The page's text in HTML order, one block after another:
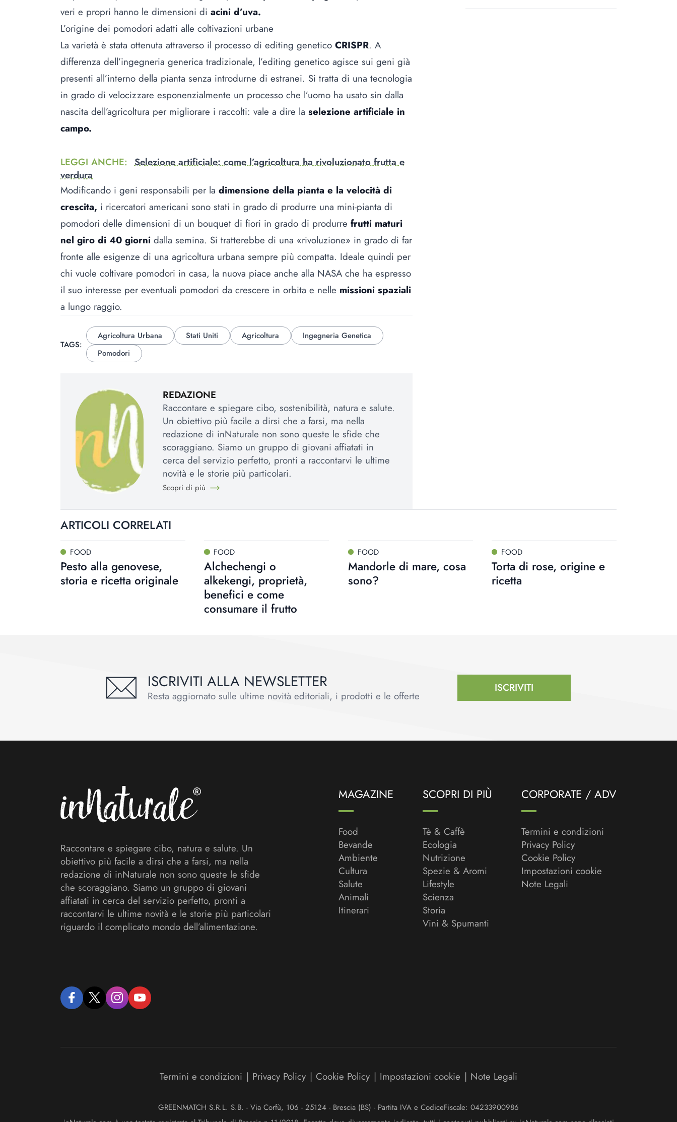
veri e propri hanno le dimensioni di acini d’uva.
L’origine dei pomodori adatti alle coltivazioni urbane
La varietà è stata ottenuta attraverso il processo di editing genetico CRISPR. A
differenza dell’ingegneria generica tradizionale, l’editing genetico agisce sui geni già
presenti all’interno della pianta senza introdurne di estranei. Si tratta di una tecnologia
in grado di velocizzare esponenzialmente un processo che l’uomo ha usato sin dalla
nascita dell’agricoltura per migliorare i raccolti: vale a dire la selezione artificiale in
campo.
LEGGI ANCHE: Selezione artificiale: come l’agricoltura ha rivoluzionato frutta e
verdura
Modificando i geni responsabili per la dimensione della pianta e la velocità di
crescita, i ricercatori americani sono stati in grado di produrre una mini-pianta di
pomodori delle dimensioni di un bouquet di fiori in grado di produrre frutti maturi
nel giro di 40 giorni dalla semina. Si tratterebbe di una «rivoluzione» in grado di far
fronte alle esigenze di una agricoltura urbana sempre più compatta. Ideale quindi per
chi vuole coltivare pomodori in casa, la nuova piace anche alla NASA che ha espresso
il suo interesse per eventuali pomodori da crescere in orbita e nelle missioni spaziali
a lungo raggio.
TAGS:
Agricoltura Urbana Stati Uniti Agricoltura
Ingegneria Genetica
Pomodori
REDAZIONE
Raccontare e spiegare cibo, sostenibilità, natura e salute.
Un obiettivo più facile a dirsi che a farsi, ma nella
redazione di inNaturale non sono queste le sfide che
scoraggiano. Siamo un gruppo di giovani affiatati in
cerca del servizio perfetto, pronti a raccontarvi le ultime
novità e le storie più particolari.
Scopri di più
ARTICOLI CORRELATI
FOOD
Pesto alla genovese,
storia e ricetta originale
FOOD
Alchechengi o
alkekengi, proprietà,
benefici e come
consumare il frutto
FOOD
Mandorle di mare, cosa
sono?
FOOD
Torta di rose, origine e
ricetta
ISCRIVITI ALLA NEWSLETTER
Resta aggiornato sulle ultime novità editoriali, i prodotti e le offerte
ISCRIVITI
Raccontare e spiegare cibo, natura e salute. Un
obiettivo più facile a dirsi che a farsi, ma nella
redazione di inNaturale non sono queste le sfide
che scoraggiano. Siamo un gruppo di giovani
affiatati in cerca del servizio perfetto, pronti a
raccontarvi le ultime novità e le storie più particolari
riguardo il complicato mondo dell’alimentazione.
facebooktwitter instagramyoutube
MAGAZINE
Food
Bevande
Ambiente
Cultura
Salute
Animali
Itinerari
SCOPRI DI PIÙ
Tè & Caffè
Ecologia
Nutrizione
Spezie & Aromi
Lifestyle
Scienza
Storia
Vini & Spumanti
CORPORATE / ADV
Termini e condizioni
Privacy Policy
Cookie Policy
Impostazioni cookie
Note Legali
Termini e condizioni | Privacy Policy | Cookie Policy | Impostazioni cookie | Note Legali
GREENMATCH S.R.L. S.B. - Via Corfù, 106 - 25124 - Brescia (BS) - Partita IVA e CodiceFiscale: 04233900986